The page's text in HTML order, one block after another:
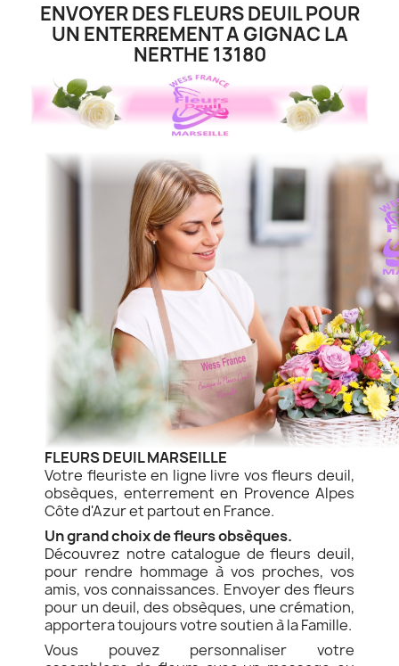
ENVOYER DES FLEURS DEUIL POUR
UN ENTERREMENT A GIGNAC LA
NERTHE 13180
FLEURS DEUIL MARSEILLE
Votre fleuriste en ligne livre vos fleurs deuil,
obsèques, enterrement en Provence Alpes
Côte d'Azur et partout en France.
Un grand choix de fleurs obsèques.
Découvrez notre catalogue de fleurs deuil,
pour rendre hommage à vos proches, vos
amis, vos connaissances. Envoyer des fleurs
pour un deuil, des obsèques, une crémation,
apportera toujours votre soutien à la Famille.
Vous pouvez personnaliser votre